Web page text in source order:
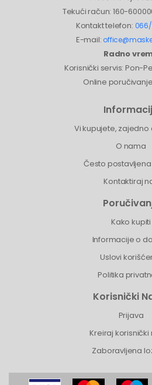
Tekući račun: 160-
Kontakt telefon:
E-mail:
Radno
Korisnički servis: Pon-
Online
Vi kupujete,
O nama
Često
Kontaktiraj
Kako kupiti
Informacije o
Uslovi
Politika
Korisnički
Prijava
Kreiraj korisnički
Zaboravljena